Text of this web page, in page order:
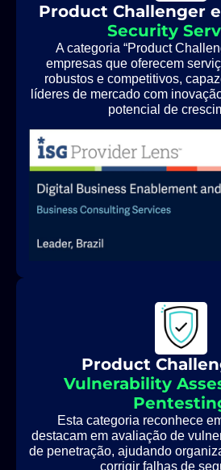
Product Challenger
Security
A categoria “Product
empresas que oferecem
robustos e competitivos,
líderes de mercado com
potencial de
Product
Vulnerability
Esta categoria reconhece
destacam em avaliação de
de penetração, ajudando
corrigir falhas de